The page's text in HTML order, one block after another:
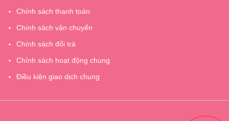
Chính sách thanh toán
Chính sách vận chuyển
Chính sách đổi trả
Chính sách hoạt động chung
Điều kiện giao dịch chung